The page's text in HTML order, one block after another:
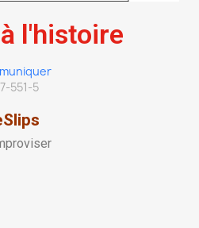
l'histoire
551-5